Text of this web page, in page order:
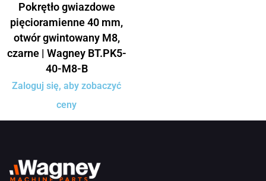
Pokrętło gwiazdowe
pięcioramienne 40 mm,
otwór gwintowany M8,
czarne | Wagney BT.PK5-
40-M8-B
Zaloguj się, aby zobaczyć
ceny